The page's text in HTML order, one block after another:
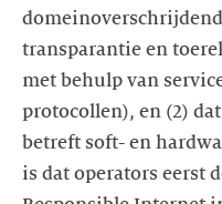
transparantie en
met behulp van
protocollen), en (2)
betreft soft- en
is dat operators eerst